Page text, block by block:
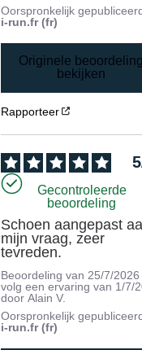
Oorspronkelijk
i-run.fr (fr)
Originele
bekijken
Rapporteer
5
Gecontroleerde
beoordeling
Schoen aangepast
mijn vraag, zeer
tevreden.
Beoordeling van 25/7/2026
volg een ervaring van 1/7/
doorAlain V.
Oorspronkelijk
i-run.fr (fr)